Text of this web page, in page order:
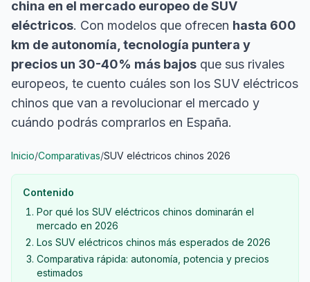
china en el mercado europeo de SUV
eléctricos. Con modelos que ofrecen hasta 600
km de autonomía, tecnología puntera y
precios un 30-40% más bajos que sus rivales
europeos, te cuento cuáles son los SUV eléctricos
chinos que van a revolucionar el mercado y
cuándo podrás comprarlos en España.
Inicio/Comparativas/SUV eléctricos chinos 2026
Contenido
Por qué los SUV eléctricos chinos dominarán el
mercado en 2026
Los SUV eléctricos chinos más esperados de 2026
Comparativa rápida: autonomía, potencia y precios
estimados